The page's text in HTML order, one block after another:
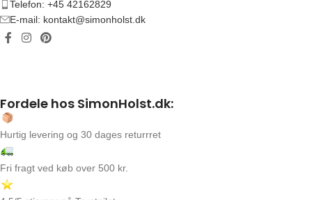
Telefon: +45 42162829
E-mail: kontakt@simonholst.dk
Fordele hos SimonHolst.dk:
Hurtig levering og 30 dages returrret
Fri fragt ved køb over 500 kr.